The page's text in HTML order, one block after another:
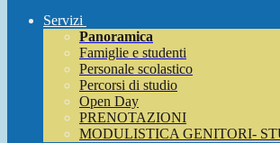
Servizi
Panoramica
Famiglie e studenti
Personale scolastico
Percorsi di studio
Open Day
PRENOTAZIONI
MODULISTICA GENITORI-